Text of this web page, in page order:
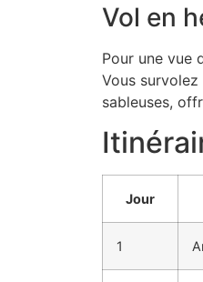
Vol en
Pour une vue
Vous
sableuses,
Jour
1